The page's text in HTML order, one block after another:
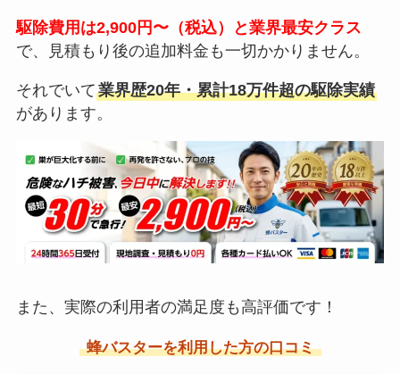
駆除費用は2,900円〜（税込）と業界最安クラス
で、見積もり後の追加料金も一切かかりません。
それでいて業界歴20年・累計18万件超の駆除実績
があります。
また、実際の利用者の満足度も高評価です！
蜂バスターを利用した方の口コミ